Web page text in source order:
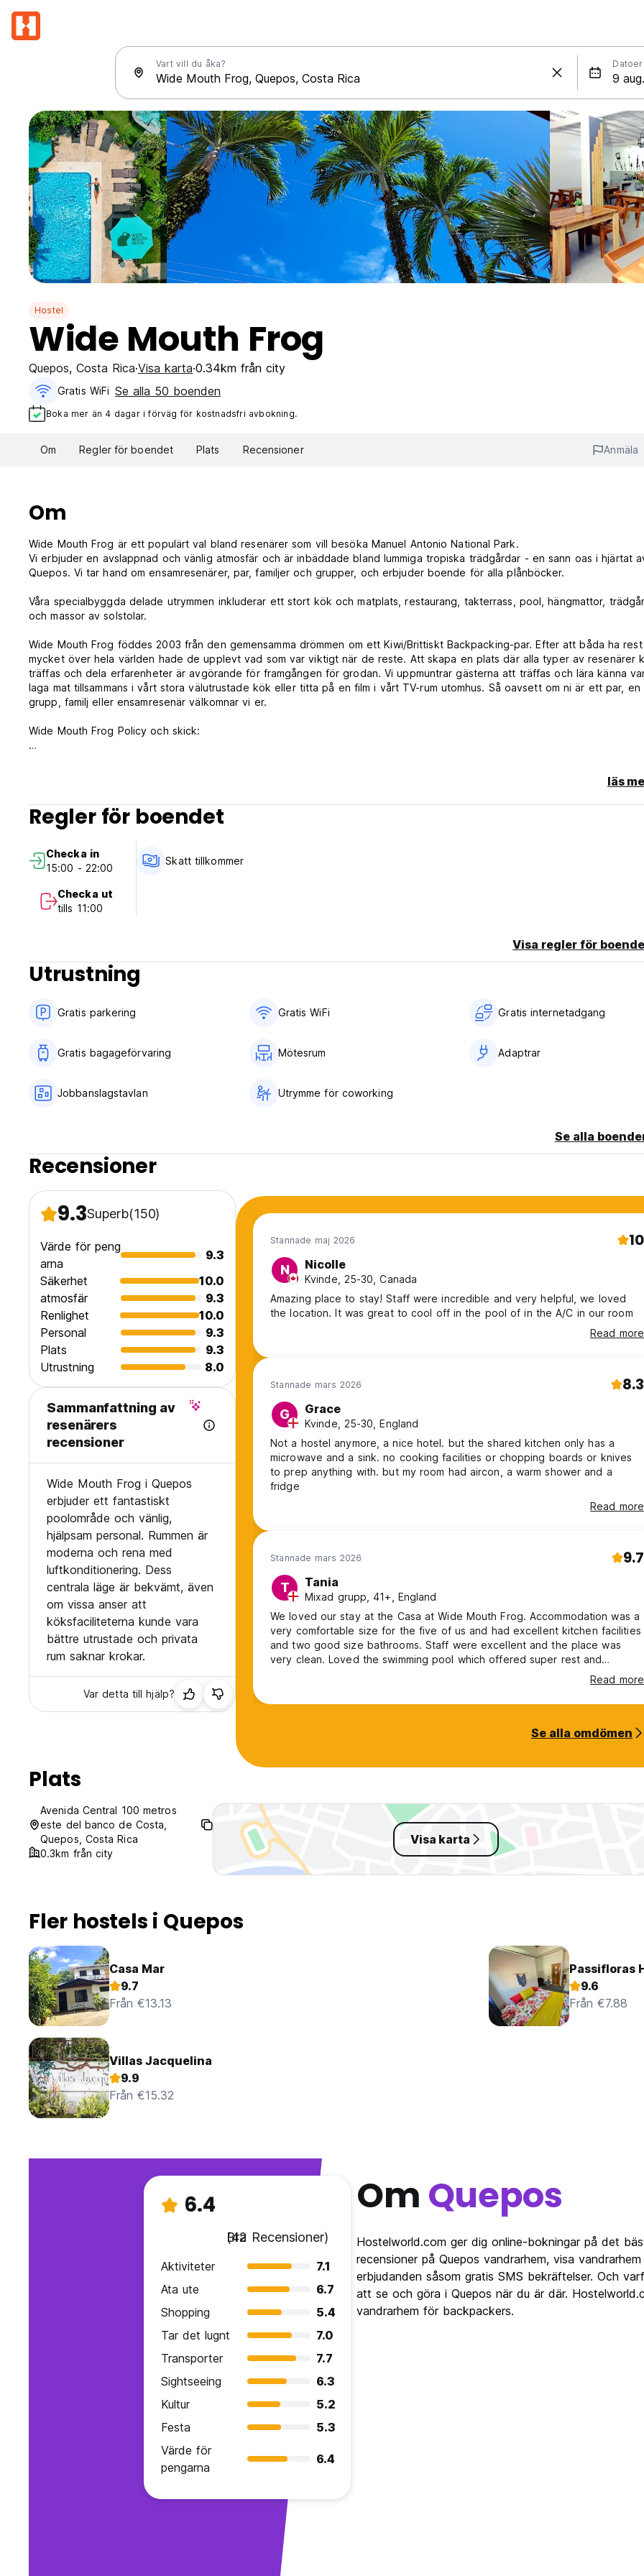
Vart vill du åka? Datoer
Hostel
Wide Mouth Frog
Quepos, Costa Rica Visa karta 0.34km från city
Gratis WiFi Se alla 50 boenden
Boka mer än 4 dagar i förväg för kostnadsfri avbokning.
Om Regler för boendet Plats Recensioner Anmäla
Om
Wide Mouth Frog är ett populärt val bland resenärer som vill besöka Manuel Antonio National Park.
Vi erbjuder en avslappnad och vänlig atmosfär och är inbäddade bland lummiga tropiska trädgårdar - en sann oas i hjärtat
Quepos. Vi tar hand om ensamresenärer, par, familjer och grupper, och erbjuder boende för alla plånböcker.
Våra specialbyggda delade utrymmen inkluderar ett stort kök och matplats, restaurang, takterrass, pool, hängmattor,
och massor av solstolar.
Wide Mouth Frog föddes 2003 från den gemensamma drömmen om ett Kiwi/Brittiskt Backpacking-par. Efter att båda ha rest
mycket över hela världen hade de upplevt vad som var viktigt när de reste. Att skapa en plats där alla typer av resenärer
träffas och dela erfarenheter är avgörande för framgången för grodan. Vi uppmuntrar gästerna att träffas och lära känna
laga mat tillsammans i vårt stora välutrustade kök eller titta på en film i vårt TV-rum utomhus. Så oavsett om ni är ett par, en
grupp, familj eller ensamresenär välkomnar vi er.
Wide Mouth Frog Policy och skick:
Incheckning från 15.00 till 22.00
Utcheckning före 11.00
Skatter ingår
Frukost inte tillgänglig
Allmän:
Reception från kl. 07.00 till 22.00
Icke-rökare
Vi tar emot barn (Auto-translated from original language)
läs
Regler för boendet
Checka in
15:00 - 22:00
Checka ut
tills 11:00
Skatt tillkommer
Visa regler för
Utrustning
Gratis parkering Gratis WiFi Gratis internetadgang
Gratis bagageförvaring Mötesrum Adaptrar
Jobbanslagstavlan Utrymme för coworking
Se alla
Recensioner
9.3Superb(150)
Värde för peng
arna
9.3
Säkerhet
10.0
atmosfär
9.3
Renlighet
10.0
Personal
9.3
Plats
9.3
Utrustning
8.0
Sammanfattning av
resenärers
recensioner
Wide Mouth Frog i Quepos
erbjuder ett fantastiskt
poolområde och vänlig,
hjälpsam personal. Rummen är
moderna och rena med
luftkonditionering. Dess
centrala läge är bekvämt, även
om vissa anser att
köksfaciliteterna kunde vara
bättre utrustade och privata
rum saknar krokar.
Var detta till hjälp?
Stannade maj 2026 10
N Nicolle
Kvinde, 25-30, Canada
Amazing place to stay! Staff were incredible and very helpful, we loved
the location. It was great to cool off in the pool of in the A/C in our room
Read more
Stannade mars 2026 8.3
G Grace
Kvinde, 25-30, England
Not a hostel anymore, a nice hotel. but the shared kitchen only has a
microwave and a sink. no cooking facilities or chopping boards or knives
to prep anything with. but my room had aircon, a warm shower and a
fridge
Read more
Stannade mars 2026 9.7
T Tania
Mixad grupp, 41+, England
We loved our stay at the Casa at Wide Mouth Frog. Accommodation was a
very comfortable size for the five of us and had excellent kitchen facilities
and two good size bathrooms. Staff were excellent and the place was
very clean. Loved the swimming pool which offered super rest and
relaxation amongst all the activities and exploring you can do in the area.
There’s a good soda across the road for food and drinks and watching
sunset at the end of the road is just beautiful.
Read more
Se alla omdömen
Plats
Avenida Central 100 metros
este del banco de Costa,
Quepos, Costa Rica
0.3km från city
Visa karta
Fler hostels i Quepos
Casa Mar
9.7
Från €13.13
Passifloras
9.6
Från €7.88
Villas Jacquelina
9.9
Från €15.32
6.4
Bra
(42 Recensioner)
Aktiviteter
7.1
Ata ute
6.7
Shopping
5.4
Tar det lugnt
7.0
Transporter
7.7
Sightseeing
6.3
Kultur
5.2
Festa
5.3
Värde för
pengarna
6.4
Om Quepos
Hostelworld.com ger dig online-bokningar på det
recensioner på Quepos vandrarhem, visa
erbjudanden såsom gratis SMS bekräftelser. Och
att se och göra i Quepos när du är där.
vandrarhem för backpackers.